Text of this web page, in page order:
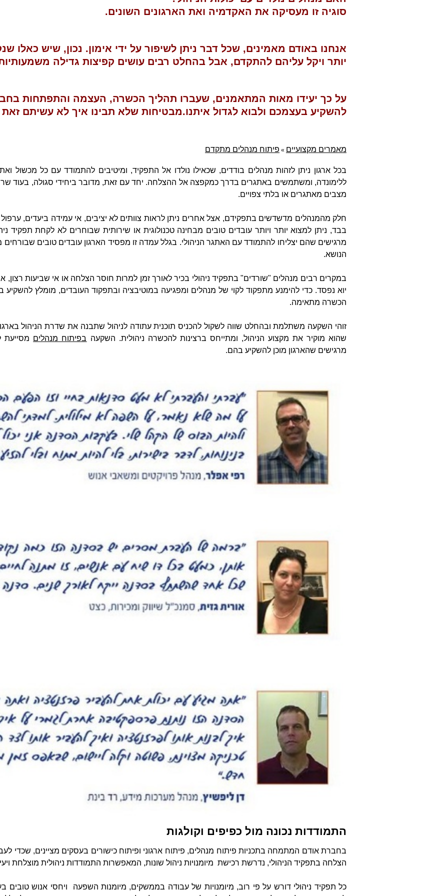
סוגיה זו מעסיקה את האקדמיה ואת הארגונים השונים.
אנחנו באודם מאמינים, שכל דבר ניתן לשיפור על ידי אימון. נכון, שיש כאלו
יותר ויקל עליהם להתקדם, אבל בהחלט רבים עושים קפיצות גדילה
על כך יעידו מאות המתאמנים, שעברו תהליך הכשרה, העצמה והתפתחות
להשקיע בעצמכם ולבוא לגדול איתנו.מבטיחות שלא תבינו איך לא עשיתם
מאמרים מקצועיים » פיתוח מנהלים מתקדם
בכל ארגון ניתן לזהות מנהלים בודדים, שכאילו נולדו אל התפקיד, ומיטיבים להתמודד עם כל מכשול
ללימונדה, ומשתמשים באתגרים בדרך כמקפצה אל ההצלחה. יחד עם זאת, מדובר ביחידי סגולה, בעוד
מצבים מאתגרים או בלתי צפויים.
חלק מהמנהלים מדשדשים בתפקידם, אצל אחרים ניתן לראות צוותים לא יציבים, אי עמידה ביעדים, ערפול
בבד, ניתן למצוא יותר ויותר עובדים טובים מבחינה טכנולוגית או שירותית שבוחרים לא לקחת תפקיד
מרגישים שהם יצליחו להתמודד עם האתגר הניהולי. בגלל עמדה זו מפסיד הארגון עובדים טובים
הנושא.
במקרים רבים מנהלים "שורדים" בתפקיד ניהולי בכיר לאורך זמן למרות חוסר הצלחה או אי שביעות רצון, אך
יוא נפסד. כדי להימנע מתפקוד לקוי של מנהלים ומפגיעה במוטיבציה ובתפקוד העובדים, מומלץ
הכשרה מתאימה.
זוהי השקעה משתלמת ובהחלט שווה לשקול להכניס תוכנית עתודה לניהול שתבנה את שדרת הניהול
שהוא מוקיר את מקצוע הניהול, ומתייחס ברצינות להכשרה ניהולית. השקעה בפיתוח מנהלים מסייעת
מרגישים שהארגון מוכן להשקיע בהם.
התמודדות נכונה מול כפיפים וקולגות
בחברת אודם המתמחה בתכניות פיתוח מנהלים, פיתוח ארגוני ופיתוח כישורים בעסקים מציינים, שכדי
הצלחה בתפקיד הניהולי, נדרשת רכישת מיומנויות ניהול שונות, המאפשרות התמודדות ניהולית מוצלחת
כל תפקיד ניהולי דורש על פי רוב, מיומנויות של עבודה בממשקים, מיומנות השפעה ויחסי אנוש טובים